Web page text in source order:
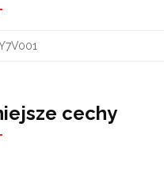
cechy